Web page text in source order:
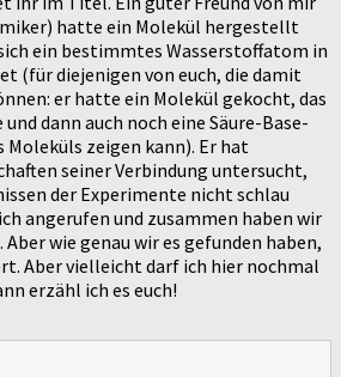
hatte ein Molekül hergestellt
ein bestimmtes Wasserstoffatom in
(für diejenigen von euch, die damit
er hatte ein Molekül gekocht, das
dann auch noch eine Säure-Base-
zeigen kann). Er hat
seiner Verbindung untersucht,
der Experimente nicht schlau
angerufen und zusammen haben wir
Aber wie genau wir es gefunden haben,
Aber vielleicht darf ich hier nochmal
erzähl ich es euch!